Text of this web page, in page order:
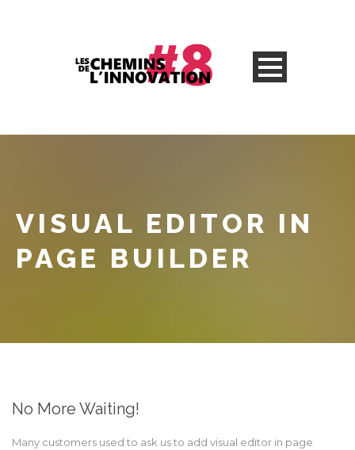
VISUAL EDITOR IN
PAGE BUILDER
No More Waiting!
Many customers used to ask us to add visual editor in page